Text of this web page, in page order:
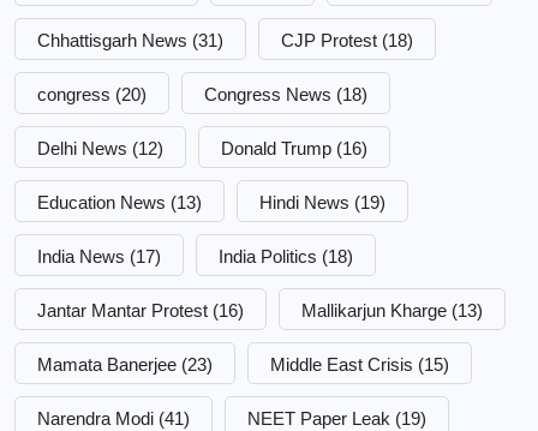
Chhattisgarh News (31) CJP Protest (18)
congress (20) Congress News (18)
Delhi News (12) Donald Trump (16)
Education News (13) Hindi News (19)
India News (17) India Politics (18)
Jantar Mantar Protest (16) Mallikarjun Kharge (13)
Mamata Banerjee (23) Middle East Crisis (15)
Narendra Modi (41) NEET Paper Leak (19)